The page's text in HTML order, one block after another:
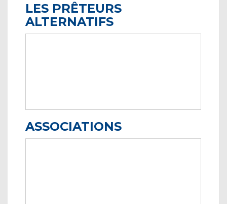
LES PRÊTEURS
ALTERNATIFS
ASSOCIATIONS